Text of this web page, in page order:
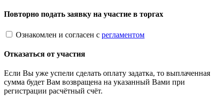
Повторно подать заявку на участие в торгах
Ознакомлен и согласен с регламентом
Отказаться от участия
Если Вы уже успели сделать оплату задатка, то выплаченная
сумма будет Вам возвращена на указанный Вами при
регистрации расчётный счёт.